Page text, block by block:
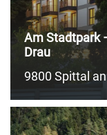
Am Stadtpark
Drau
9800 Spittal